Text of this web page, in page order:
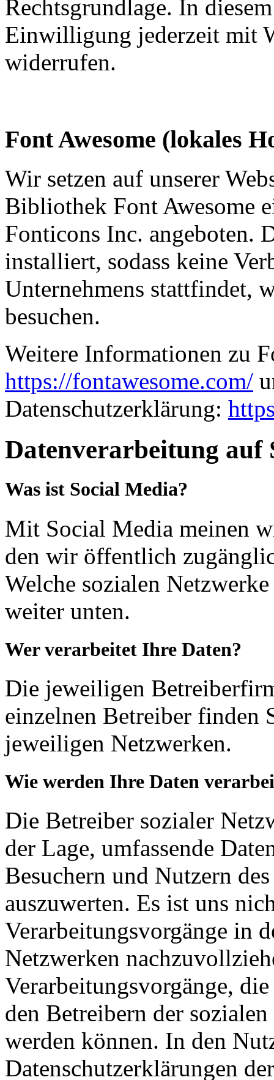
Rechtsgrundlage. In
Einwilligung jederzeit mit
widerrufen.
Font Awesome (lokales
Wir setzen auf unserer
Bibliothek Font Awesome
Fonticons Inc. angeboten.
installiert, sodass keine
Unternehmens stattfindet,
besuchen.
Weitere Informationen zu
https://fontawesome.com/
Datenschutzerklärung:
Datenverarbeitung auf
Was ist Social Media?
Mit Social Media meinen
den wir öffentlich
Welche sozialen
weiter unten.
Wer verarbeitet Ihre Daten?
Die jeweiligen
einzelnen Betreiber finden
jeweiligen Netzwerken.
Wie werden Ihre Daten
Die Betreiber sozialer
der Lage, umfassende
Besuchern und Nutzern
auszuwerten. Es ist uns
Verarbeitungsvorgänge in
Netzwerken
Verarbeitungsvorgänge,
den Betreibern der
werden können. In den
Datenschutzerklärungen